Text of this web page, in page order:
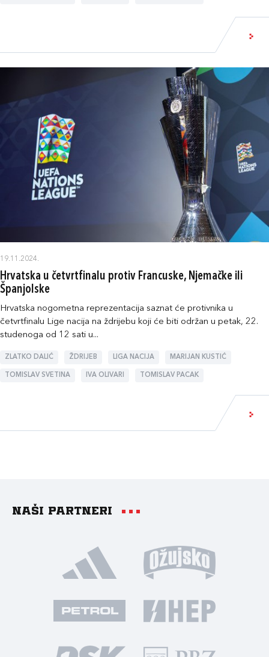
19.11.2024.
Hrvatska u četvrtfinalu protiv Francuske, Njemačke ili
Španjolske
Hrvatska nogometna reprezentacija saznat će protivnika u
četvrtfinalu Lige nacija na ždrijebu koji će biti održan u petak, 22.
studenoga od 12 sati u...
ZLATKO DALIĆ ŽDRIJEB LIGA NACIJA MARIJAN KUSTIĆ
TOMISLAV SVETINA IVA OLIVARI TOMISLAV PACAK
Naši partneri